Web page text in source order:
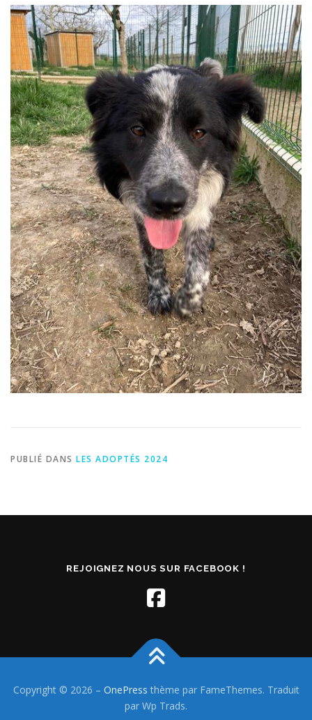
PUBLIÉ DANS LES ADOPTÉS 2024
REJOIGNEZ NOUS SUR FACEBOOK !
Copyright © 2026 – OnePress thème par FameThemes. Traduit
par Wp Trads.